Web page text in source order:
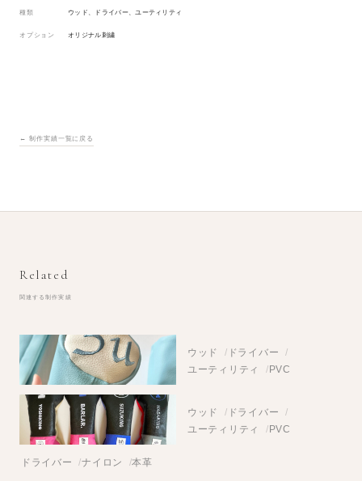
種類 ウッド、ドライバー、ユーティリティ
オプション オリジナル刺繍
← 制作実績一覧に戻る
Related
関連する制作実績
ユーティリティ PVC
ウッド
ドライバー
ユーティリティ
PVC
ドライバー ナイロン 本革
ウッド
ドライバー
ユーティリティ
PVC